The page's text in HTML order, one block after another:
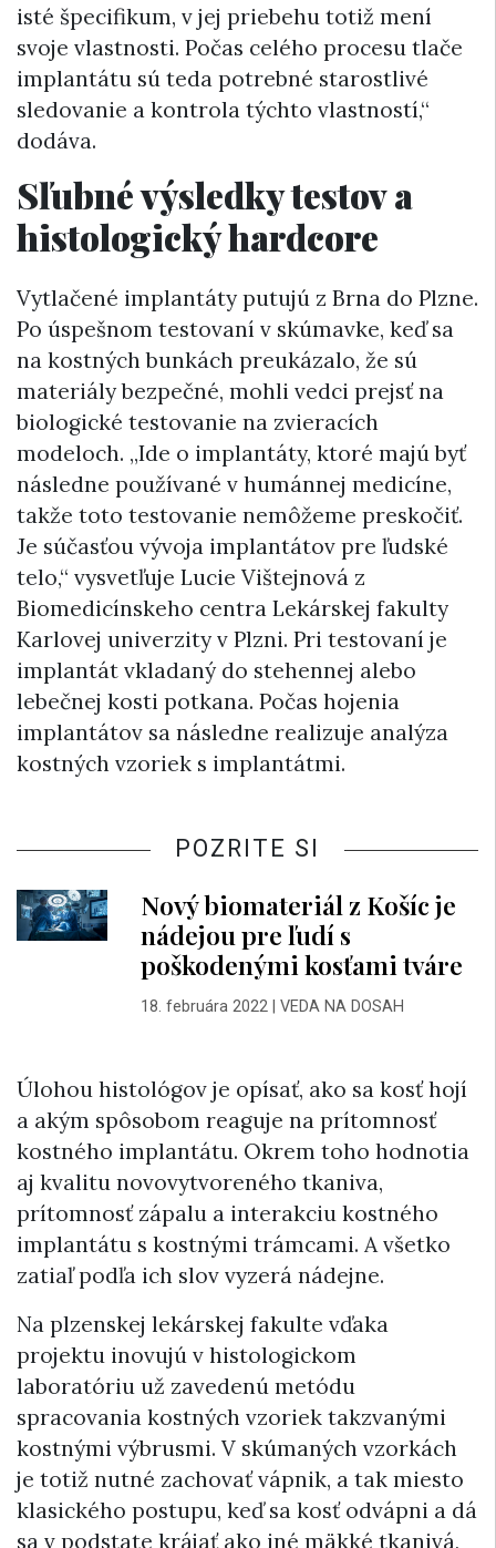
isté špecifikum, v jej priebehu totiž mení
svoje vlastnosti. Počas celého procesu tlače
implantátu sú teda potrebné starostlivé
sledovanie a kontrola týchto vlastností,“
dodáva.
Sľubné výsledky testov a
histologický hardcore
Vytlačené implantáty putujú z Brna do Plzne.
Po úspešnom testovaní v skúmavke, keď sa
na kostných bunkách preukázalo, že sú
materiály bezpečné, mohli vedci prejsť na
biologické testovanie na zvieracích
modeloch. „Ide o implantáty, ktoré majú byť
následne používané v humánnej medicíne,
takže toto testovanie nemôžeme preskočiť.
Je súčasťou vývoja implantátov pre ľudské
telo,“ vysvetľuje Lucie Vištejnová z
Biomedicínskeho centra Lekárskej fakulty
Karlovej univerzity v Plzni. Pri testovaní je
implantát vkladaný do stehennej alebo
lebečnej kosti potkana. Počas hojenia
implantátov sa následne realizuje analýza
kostných vzoriek s implantátmi.
POZRITE SI
Nový biomateriál z Košíc je
nádejou pre ľudí s
poškodenými kosťami tváre
18. februára 2022| VEDA NA DOSAH
Úlohou histológov je opísať, ako sa kosť hojí
a akým spôsobom reaguje na prítomnosť
kostného implantátu. Okrem toho hodnotia
aj kvalitu novovytvoreného tkaniva,
prítomnosť zápalu a interakciu kostného
implantátu s kostnými trámcami. A všetko
zatiaľ podľa ich slov vyzerá nádejne.
Na plzenskej lekárskej fakulte vďaka
projektu inovujú v histologickom
laboratóriu už zavedenú metódu
spracovania kostných vzoriek takzvanými
kostnými výbrusmi. V skúmaných vzorkách
je totiž nutné zachovať vápnik, a tak miesto
klasického postupu, keď sa kosť odvápni a dá
sa v podstate krájať ako iné mäkké tkanivá,